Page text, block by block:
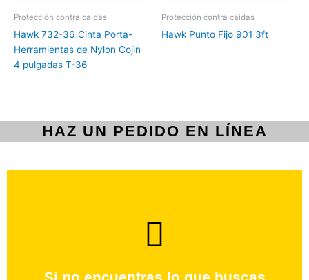
Protección contra caídas
Hawk 732-36 Cinta Porta-
Herramientas de Nylon Cojin
4 pulgadas T-36
Protección contra caídas
Hawk Punto Fijo 901 3ft
HAZ UN PEDIDO EN LÍNEA